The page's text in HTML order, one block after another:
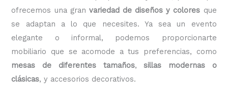
ofrecemos una gran variedad de diseños y colores que
se adaptan a lo que necesites. Ya sea un evento
elegante o informal, podemos proporcionarte
mobiliario que se acomode a tus preferencias, como
mesas de diferentes tamaños,sillas modernas o
clásicas, y accesorios decorativos.